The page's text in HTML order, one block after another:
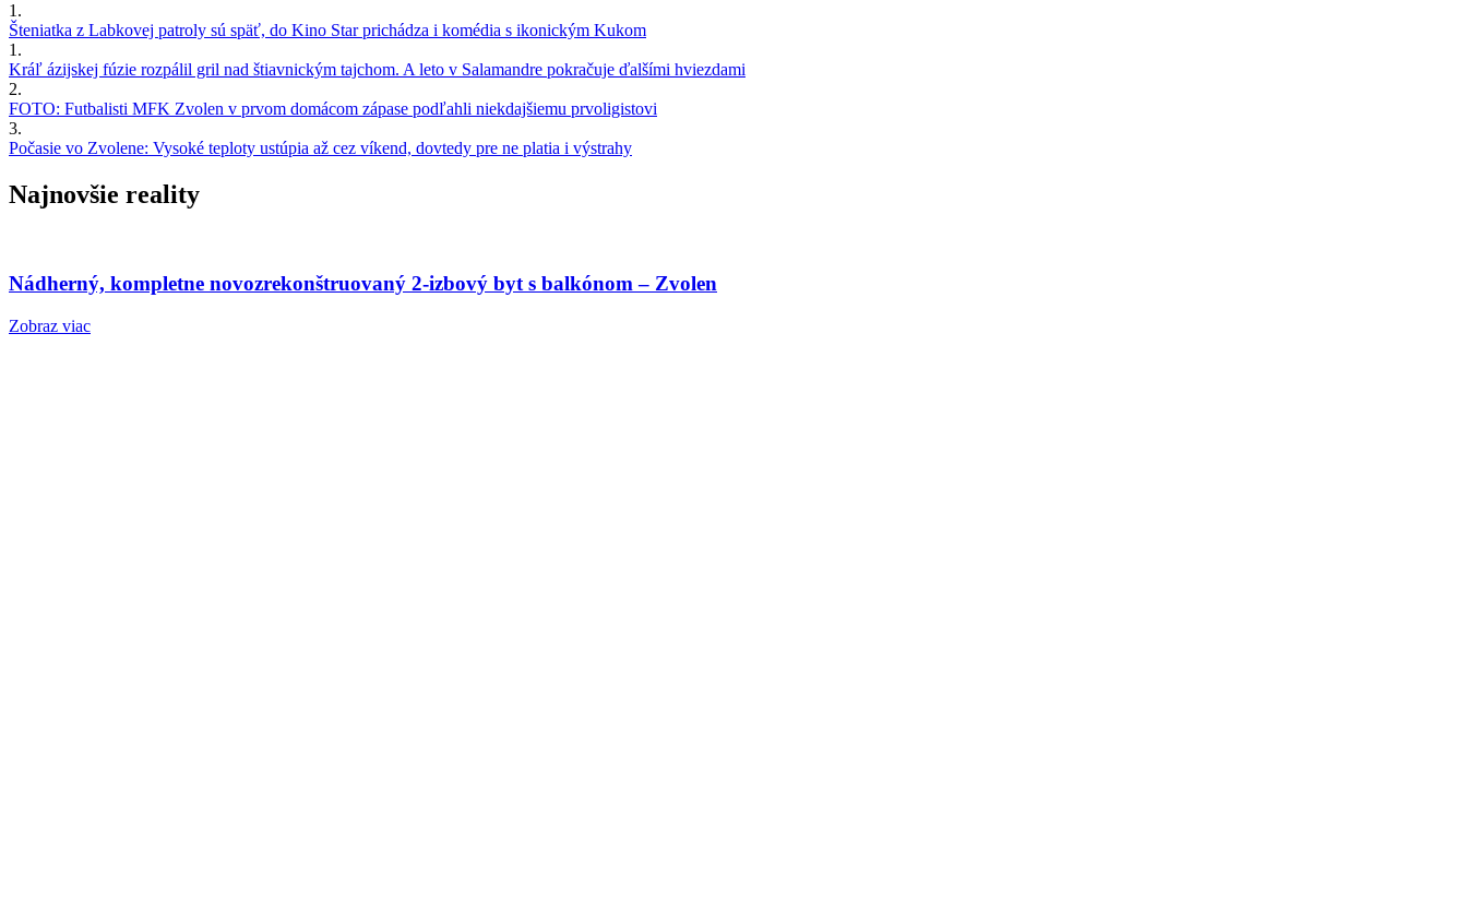
1.
Šteniatka z Labkovej patroly sú späť, do Kino Star prichádza i komédia s ikonickým Kukom
1.
Kráľ ázijskej fúzie rozpálil gril nad štiavnickým tajchom. A leto v Salamandre pokračuje ďalšími hviezdami
2.
FOTO: Futbalisti MFK Zvolen v prvom domácom zápase podľahli niekdajšiemu prvoligistovi
3.
Počasie vo Zvolene: Vysoké teploty ustúpia až cez víkend, dovtedy pre ne platia i výstrahy
Najnovšie reality
Nádherný, kompletne novozrekonštruovaný 2-izbový byt s balkónom – Zvolen
Zobraz viac